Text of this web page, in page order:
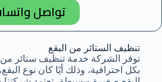
تواصل
تنظيف الستائر من البقع
توفر الشركة خدمة تنظيف ستائر من
بكل احترافية، وذلك أيًا كان نوع